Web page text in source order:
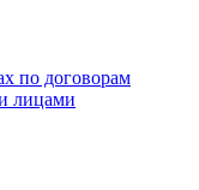
по договорам
лицами